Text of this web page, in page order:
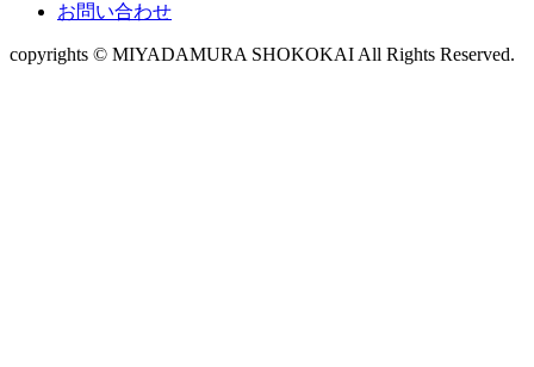
お問い合わせ
copyrights © MIYADAMURA SHOKOKAI All Rights Reserved.